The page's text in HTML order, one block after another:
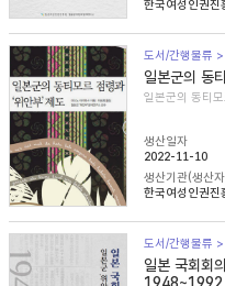
도서/간행물류 >
일본군의 동
일본군의 동티
생산일자
2022-11-10
생산기관(생산
도서/간행물류 >
일본 국회회